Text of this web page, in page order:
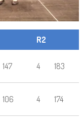
R2
147 4 183
106 4 174